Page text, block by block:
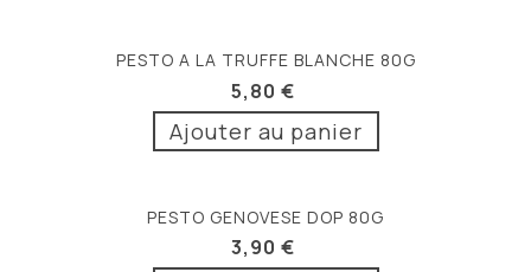
PESTO A LA TRUFFE BLANCHE 80G
5,80 €
Ajouter au panier
PESTO GENOVESE DOP 80G
3,90 €